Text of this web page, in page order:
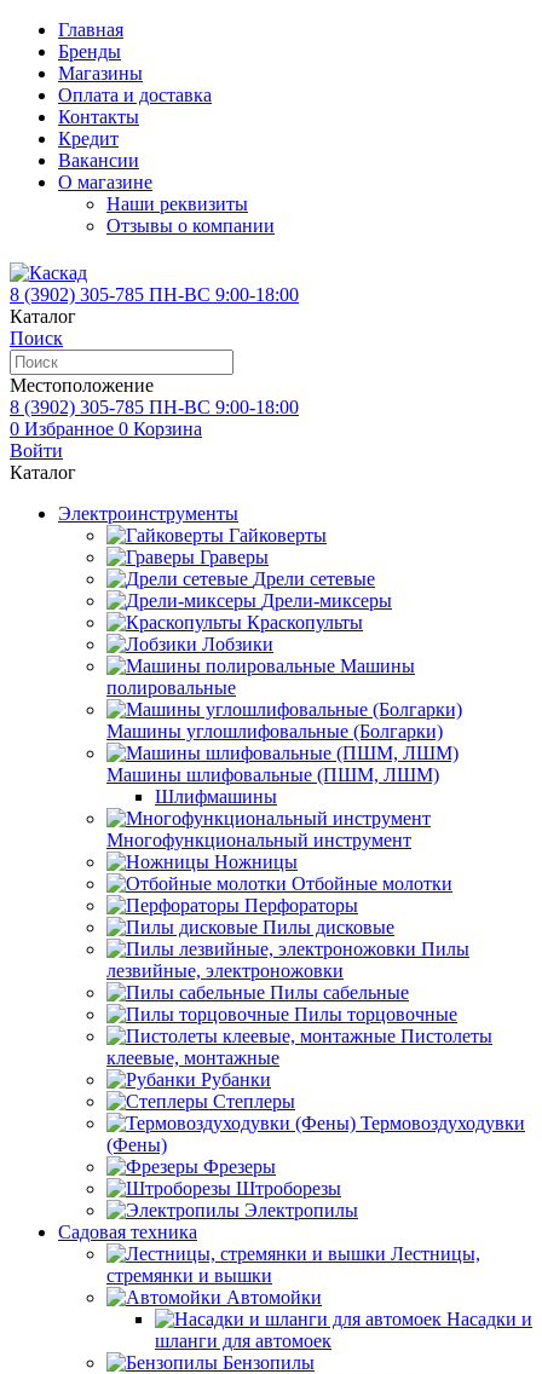
Главная
Бренды
Магазины
Оплата и доставка
Контакты
Кредит
Вакансии
О магазине
Наши реквизиты
Отзывы о компании
8 (3902) 305-785 ПН-ВС 9:00-18:00
Каталог
Поиск
Местоположение
8 (3902) 305-785 ПН-ВС 9:00-18:00
0 Избранное 0 Корзина
Войти
Каталог
Электроинструменты
Гайковерты
Граверы
Дрели сетевые
Дрели-миксеры
Краскопульты
Лобзики
Машины
полировальные
Машины углошлифовальные (Болгарки)
Машины шлифовальные (ПШМ, ЛШМ)
Шлифмашины
Многофункциональный инструмент
Ножницы
Отбойные молотки
Перфораторы
Пилы дисковые
Пилы
лезвийные, электроножовки
Пилы сабельные
Пилы торцовочные
Пистолеты
клеевые, монтажные
Рубанки
Степлеры
Термовоздуходувки
(Фены)
Фрезеры
Штроборезы
Электропилы
Садовая техника
Лестницы,
стремянки и вышки
Автомойки
Насадки и
шланги для автомоек
Бензопилы